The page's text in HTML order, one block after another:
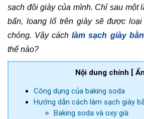
sạch đôi giày của mình. Chỉ sau một
bẩn, loang lổ trên giày sẽ được
chóng. Vậy cách làm sạch giày
thế nào?
Nội dung chính [
Công dụng của baking soda
Hướng dẫn cách làm sạch giày
Baking soda và oxy già